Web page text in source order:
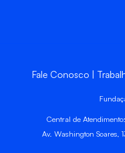
Fale Conosco
Central de
Av. Washington Soares,